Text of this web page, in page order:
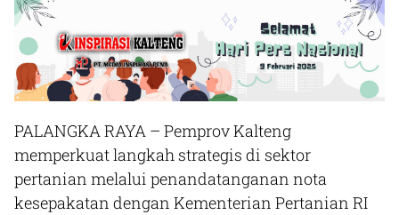
PALANGKA RAYA – Pemprov Kalteng
memperkuat langkah strategis di sektor
pertanian melalui penandatanganan nota
kesepakatan dengan Kementerian Pertanian RI